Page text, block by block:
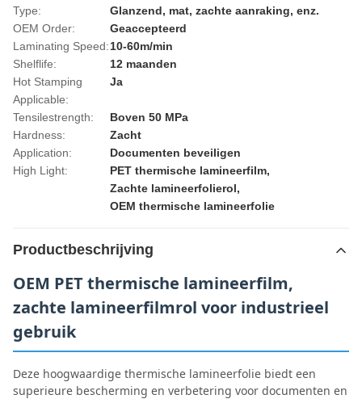
Type:
Glanzend, mat, zachte aanraking, enz.
OEM Order:
Geaccepteerd
Laminating Speed:10-60m/min
Shelflife:
12 maanden
Hot Stamping
Applicable:
Ja
Tensilestrength:
Boven 50 MPa
Hardness:
Zacht
Application:
Documenten beveiligen
High Light:
PET thermische lamineerfilm,
Zachte lamineerfolierol,
OEM thermische lamineerfolie
Productbeschrijving
OEM PET thermische lamineerfilm,
zachte lamineerfilmrol voor industrieel
gebruik
Deze hoogwaardige thermische lamineerfolie biedt een
superieure bescherming en verbetering voor documenten en